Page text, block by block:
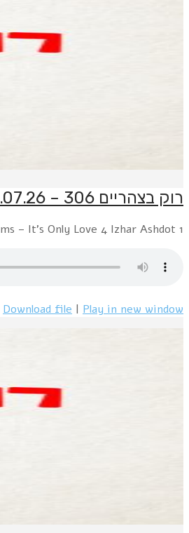
רוק בצהריים 306 – 31.07.26 – Love Rocks
1 Scorpions – Still Loving You 2 Three Dog Night – Old Fashioned Love Song 3 Tina Turner / Bryan Adams – It's Only Love 4 Izhar Ashdot –...
Download file | Play in new window